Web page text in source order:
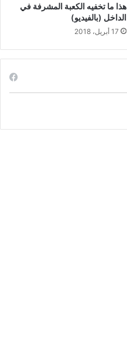
هذا ما تخفيه الكعبة المشرفة في
الداخل (بالفيديو)
17 أبريل، 2018